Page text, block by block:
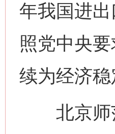
年我国进
照党中央
续为经济
北京师范